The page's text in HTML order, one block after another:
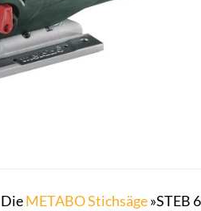
DieMETABOStichsäge»STEB